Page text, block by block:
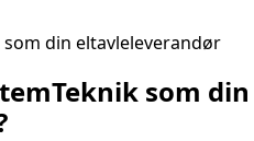
din eltavleleverandør
som din